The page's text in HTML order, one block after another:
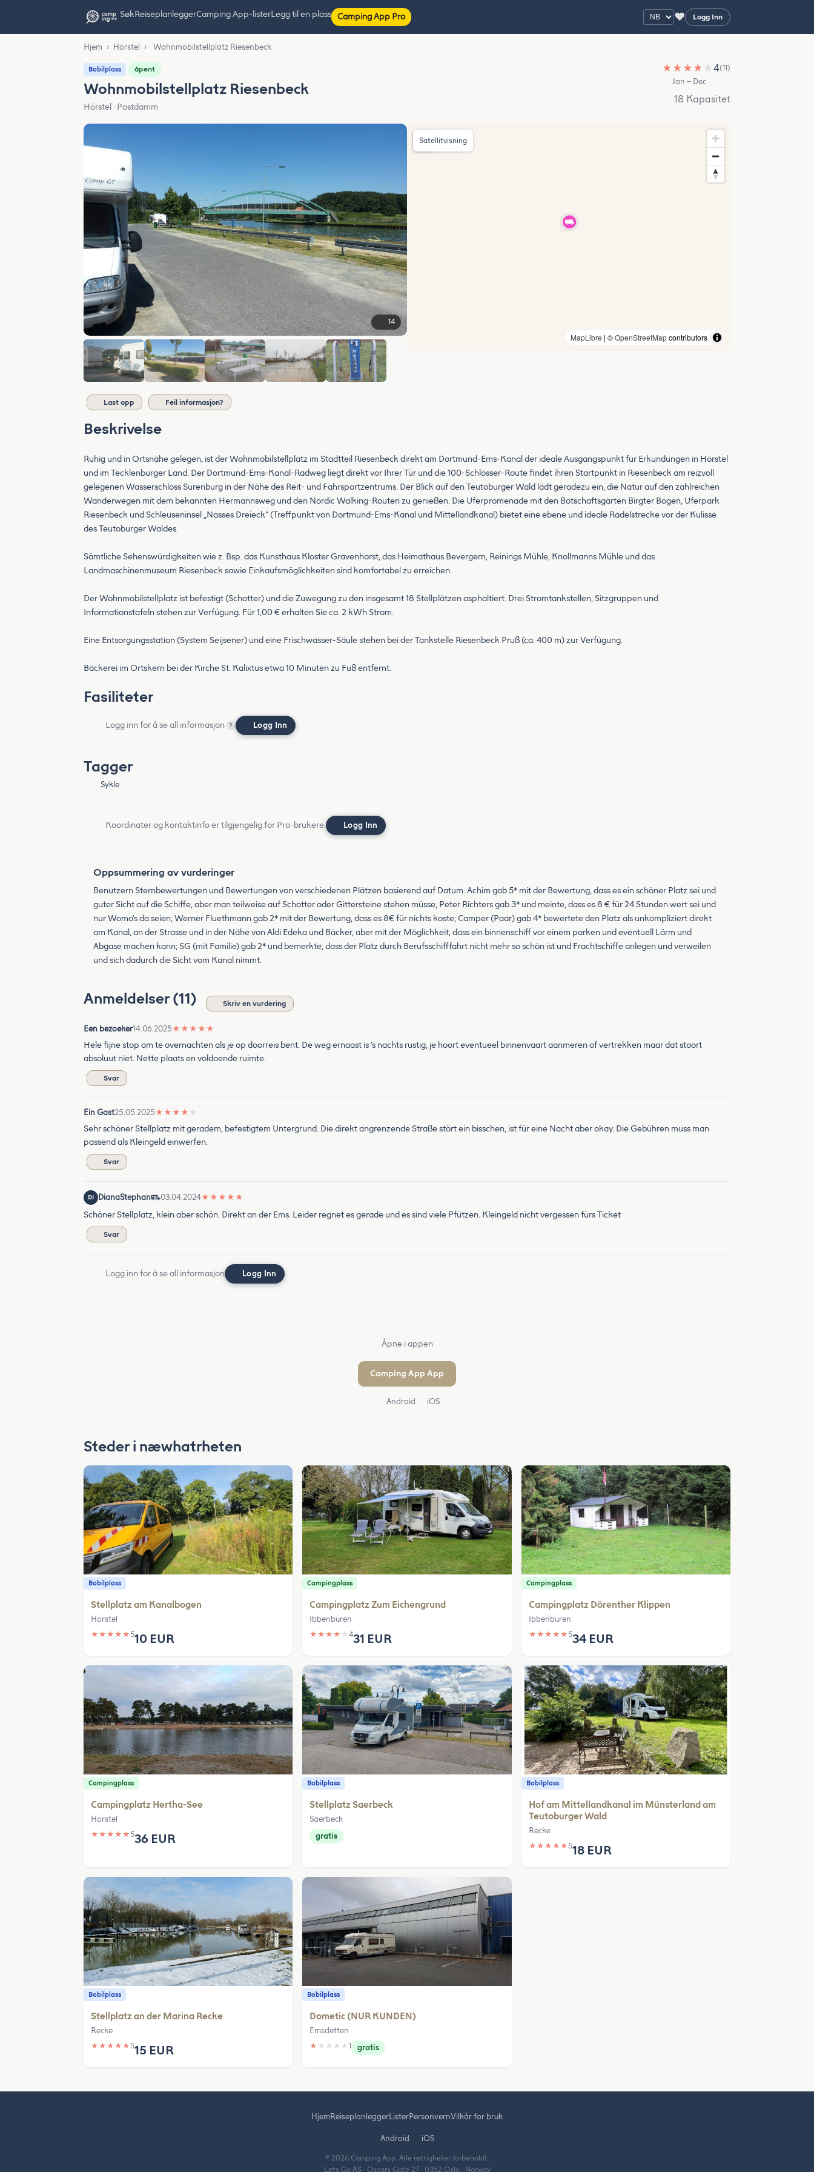
SøkReiseplanleggerCamping App-listerLegg til en plass Camping App Pro ♥ Logg Inn
Hjem › Hörstel › Wohnmobilstellplatz Riesenbeck
Bobilplass åpent
Wohnmobilstellplatz Riesenbeck
Hörstel · Postdamm
★ ★ ★ ★ ★4(11)
Jan – Dec
18 Kapasitet
14
MapLibre | ©OpenStreetMapcontributors
Satellitvisning
Last opp Feil informasjon?
Beskrivelse
Ruhig und in Ortsnähe gelegen, ist der Wohnmobilstellplatz im Stadtteil Riesenbeck direkt am Dortmund-Ems-Kanal der ideale Ausgangspunkt für Erkundungen in Hörstel
und im Tecklenburger Land. Der Dortmund-Ems-Kanal-Radweg liegt direkt vor Ihrer Tür und die 100-Schlösser-Route findet ihren Startpunkt in Riesenbeck am reizvoll
gelegenen Wasserschloss Surenburg in der Nähe des Reit- und Fahrsportzentrums. Der Blick auf den Teutoburger Wald lädt geradezu ein, die Natur auf den zahlreichen
Wanderwegen mit dem bekannten Hermannsweg und den Nordic Walking-Routen zu genießen. Die Uferpromenade mit den Botschaftsgärten Birgter Bogen, Uferpark
Riesenbeck und Schleuseninsel „Nasses Dreieck“ (Treffpunkt von Dortmund-Ems-Kanal und Mittellandkanal) bietet eine ebene und ideale Radelstrecke vor der Kulisse
des Teutoburger Waldes.
Sämtliche Sehenswürdigkeiten wie z. Bsp. das Kunsthaus Kloster Gravenhorst, das Heimathaus Bevergern, Reinings Mühle, Knollmanns Mühle und das
Landmaschinenmuseum Riesenbeck sowie Einkaufsmöglichkeiten sind komfortabel zu erreichen.
Der Wohnmobilstellplatz ist befestigt (Schotter) und die Zuwegung zu den insgesamt 18 Stellplätzen asphaltiert. Drei Stromtankstellen, Sitzgruppen und
Informationstafeln stehen zur Verfügung. Für 1,00 € erhalten Sie ca. 2 kWh Strom.
Eine Entsorgungsstation (System Seijsener) und eine Frischwasser-Säule stehen bei der Tankstelle Riesenbeck Pruß (ca. 400 m) zur Verfügung.
Bäckerei im Ortskern bei der Kirche St. Kalixtus etwa 10 Minuten zu Fuß entfernt.
Fasiliteter
Logg inn for å se all informasjon ? Logg Inn
Tagger
Sykle
Koordinater og kontaktinfo er tilgjengelig for Pro-brukere. Logg Inn
Oppsummering av vurderinger
Benutzern Sternbewertungen und Bewertungen von verschiedenen Plätzen basierend auf Datum: Achim gab 5* mit der Bewertung, dass es ein schöner Platz sei und
guter Sicht auf die Schiffe, aber man teilweise auf Schotter oder Gittersteine stehen müsse; Peter Richters gab 3* und meinte, dass es 8 € für 24 Stunden wert sei und
nur Womo's da seien; Werner Fluethmann gab 2* mit der Bewertung, dass es 8€ für nichts koste; Camper (Paar) gab 4* bewertete den Platz als unkompliziert direkt
am Kanal, an der Strasse und in der Nähe von Aldi Edeka und Bäcker, aber mit der Möglichkeit, dass ein binnenschiff vor einem parken und eventuell Lärm und
Abgase machen kann; SG (mit Familie) gab 2* und bemerkte, dass der Platz durch Berufsschifffahrt nicht mehr so schön ist und Frachtschiffe anlegen und verweilen
und sich dadurch die Sicht vom Kanal nimmt.
Anmeldelser (11) Skriv en vurdering
Een bezoeker14.06.2025★ ★ ★ ★ ★
Hele fijne stop om te overnachten als je op doorreis bent. De weg ernaast is ‘s nachts rustig, je hoort eventueel binnenvaart aanmeren of vertrekken maar dat stoort
absoluut niet. Nette plaats en voldoende ruimte.
Svar
Ein Gast25.05.2025★ ★ ★ ★ ★
Sehr schöner Stellplatz mit geradem, befestigtem Untergrund. Die direkt angrenzende Straße stört ein bisschen, ist für eine Nacht aber okay. Die Gebühren muss man
passend als Kleingeld einwerfen.
Svar
DI DianaStephan 03.04.2024★ ★ ★ ★ ★
Schöner Stellplatz, klein aber schön. Direkt an der Ems. Leider regnet es gerade und es sind viele Pfützen. Kleingeld nicht vergessen fürs Ticket
Svar
Logg inn for å se all informasjon Logg Inn
Åpne i appen
Camping App App
Android iOS
Steder i næwhatrheten
Bobilplass
Stellplatz am Kanalbogen
Hörstel
★ ★ ★ ★ ★510 EUR
Campingplass
Campingplatz Zum Eichengrund
Ibbenbüren
★ ★ ★ ★ ★431 EUR
Campingplass
Campingplatz Dörenther Klippen
Ibbenbüren
★ ★ ★ ★ ★534 EUR
Campingplass
Campingplatz Hertha-See
Hörstel
★ ★ ★ ★ ★536 EUR
Bobilplass
Stellplatz Saerbeck
Saerbeck
gratis
Bobilplass
Hof am Mittellandkanal im Münsterland am
Teutoburger Wald
Recke
★ ★ ★ ★ ★518 EUR
Bobilplass
Stellplatz an der Marina Recke
Recke
★ ★ ★ ★ ★515 EUR
Bobilplass
Dometic (NUR KUNDEN)
Emsdetten
★ ★ ★ ★ ★1 gratis
HjemReiseplanleggerListerPersonvernVilkår for bruk
Android iOS
© 2026 Camping App. Alle rettigheter forbeholdt.
Lets Go AS · Oscars Gate 27 · 0352 Oslo · Norway